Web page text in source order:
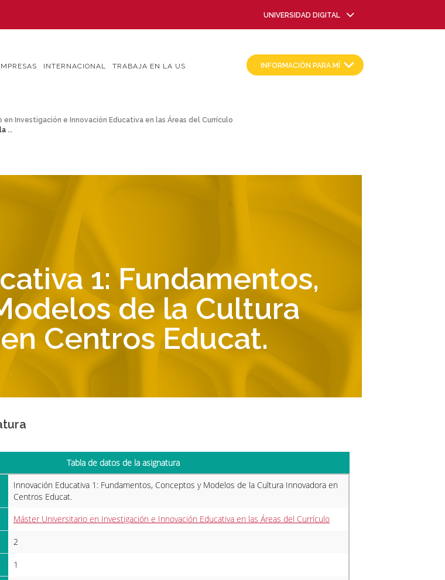
UNIVERSIDAD DIGITAL
INTERNACIONAL TRABAJA EN LA US INFORMACIÓN PARA MÍ
en Investigación e Innovación Educativa en las Áreas del Currículo
1: Fundamentos,
de la Cultura
Centros Educat.
Tabla de datos de la asignatura
Innovación Educativa 1: Fundamentos, Conceptos y Modelos de la Cultura Innovadora en
Centros Educat.
Máster Universitario en Investigación e Innovación Educativa en las Áreas del Currículo
2
1